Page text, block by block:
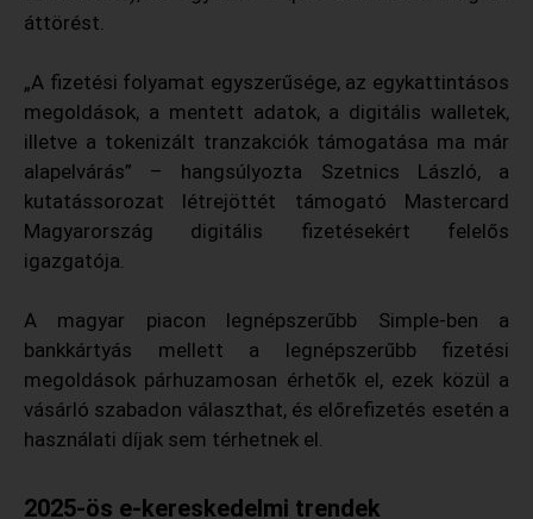
áttörést.
„A fizetési folyamat egyszerűsége, az egykattintásos
megoldások, a mentett adatok, a digitális walletek,
illetve a tokenizált tranzakciók támogatása ma már
alapelvárás” – hangsúlyozta Szetnics László, a
kutatássorozat létrejöttét támogató Mastercard
Magyarország digitális fizetésekért felelős
igazgatója.
A magyar piacon legnépszerűbb Simple-ben a
bankkártyás mellett a legnépszerűbb fizetési
megoldások párhuzamosan érhetők el, ezek közül a
vásárló szabadon választhat, és előrefizetés esetén a
használati díjak sem térhetnek el.
2025-ös e-kereskedelmi trendek